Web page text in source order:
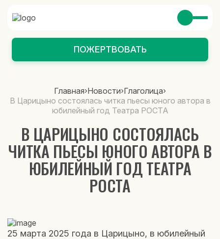
ПОЖЕРТВОВАТЬ
Главная›Новости›Глаголица›
В Царицыно состоялась читка пьесы юного автора в
юбилейный год Театра РОСТА
В ЦАРИЦЫНО СОСТОЯЛАСЬ
ЧИТКА ПЬЕСЫ ЮНОГО АВТОРА В
ЮБИЛЕЙНЫЙ ГОД ТЕАТРА
РОСТА
25 марта 2025 года в Царицыно, в юбилейный